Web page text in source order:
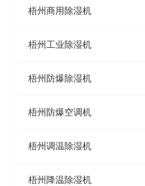
梧州商用除湿机
梧州工业除湿机
梧州防爆除湿机
梧州防爆空调机
梧州调温除湿机
梧州降温除湿机